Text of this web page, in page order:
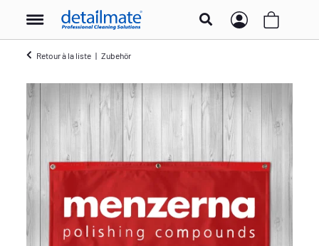
Retour à la liste Zubehör